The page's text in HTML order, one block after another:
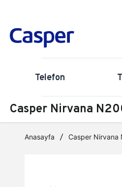
Telefon
Casper Nirvana
Anasayfa Casper Nirvana